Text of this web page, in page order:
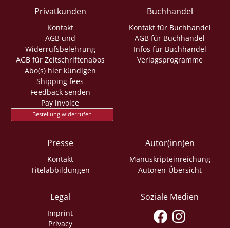
Privatkunden
Kontakt
AGB und
Widerrufsbelehrung
AGB für Zeitschriftenabos
Abo(s) hier kündigen
Shipping fees
Feedback senden
Pay invoice
Bestellung widerrufen
Buchhandel
Kontakt für Buchhandel
AGB für Buchhandel
Infos für Buchhandel
Verlagsprogramme
Presse
Kontakt
Titelabbildungen
Autor(inn)en
Manuskripteinreichung
Autoren-Übersicht
Legal
Imprint
Privacy
Soziale Medien